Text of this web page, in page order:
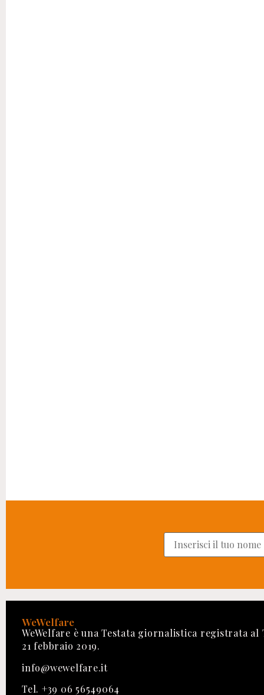
WeWelfare
WeWelfare è una Testata giornalistica registrata al
21 febbraio 2019.
info@wewelfare.it
Tel. +39 06 56549064